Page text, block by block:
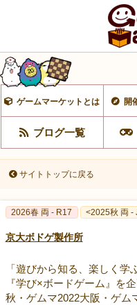
ゲームマーケットとは 開
ブログ一覧
サイトトップに戻る
2026春 両 - R17 <2025秋 両 -
京大ボドゲ製作所
「遊びから知る、楽しく
『学び×ボードゲーム』を
秋・ゲムマ2022大阪・ゲム